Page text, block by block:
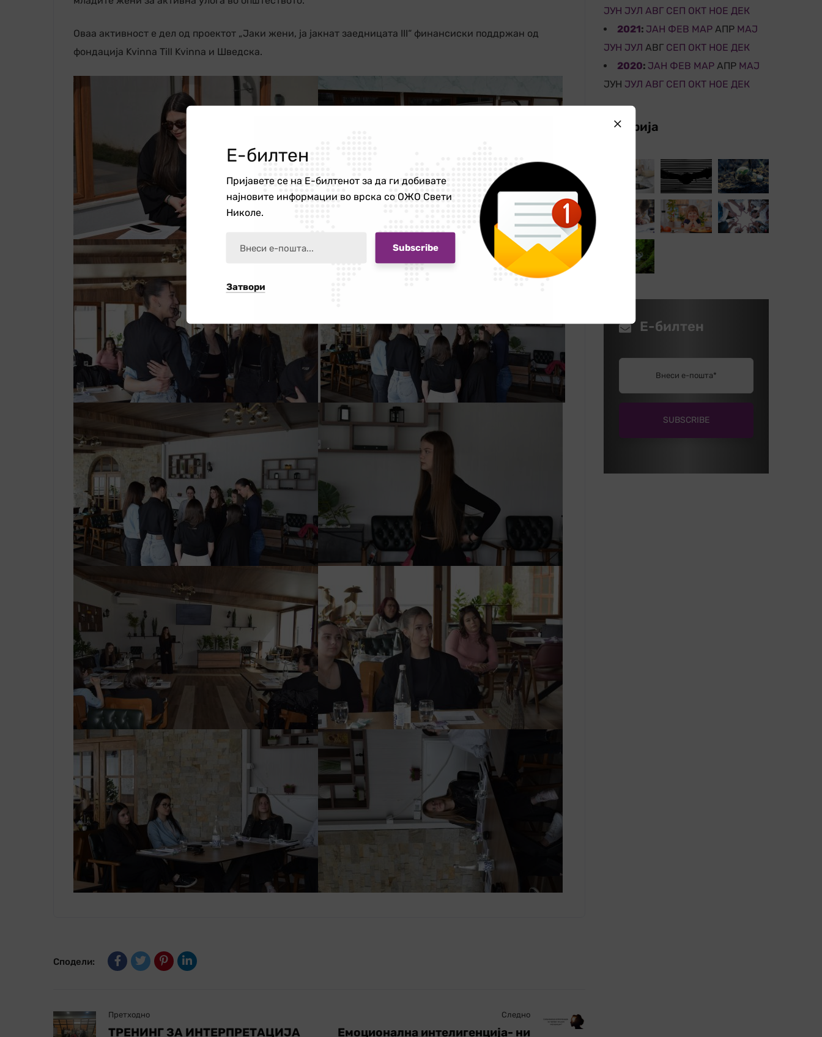
Оваа активност е дел од проектот „Јаки жени, ја јакнат заедницата III“ финансиски поддржан од
фондација Kvinna Till Kvinna и Шведска.
Сподели:
Претходно
ТРЕНИНГ ЗА ИНТЕРПРЕТАЦИЈА
Следно
Емоционална интелигенција- ни
ЈУН ЈУЛ АВГ СЕП ОКТ НОЕ ДЕК
2021: ЈАН ФЕВ МАР АПР МАЈ
ЈУН ЈУЛ АВГ СЕП ОКТ НОЕ ДЕК
2020: ЈАН ФЕВ МАР АПР МАЈ
ЈУН ЈУЛ АВГ СЕП ОКТ НОЕ ДЕК
Галерија
Е-билтен
Е-билтен
Пријавете се на Е-билтенот за да ги добивате
најновите информации во врска со ОЖО Свети
Николе.
Затвори